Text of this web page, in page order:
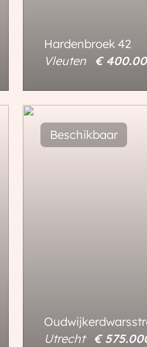
Hardenbroek 42
Vleuten
€
Utrecht
€